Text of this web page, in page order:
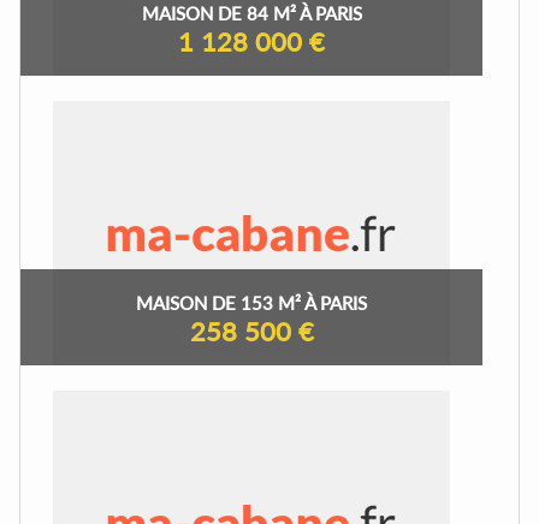
MAISON DE 84 M² À PARIS
1 128 000 €
MAISON DE 153 M² À PARIS
258 500 €